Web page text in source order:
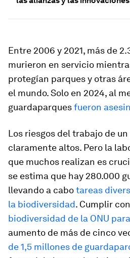
Entre 2006 y 2021, más de
murieron en servicio
protegían parques y otras
el mundo. Solo en 2024, al
guardaparquesfueron
Los riesgos del trabajo de
claramente altos. Pero la
que muchos realizan es
se estima que hay 280.000
llevando a cabotareas
la biodiversidad. Cumplir con
biodiversidad de la ONU
aumento de más de cinco
de 1,5 millones de